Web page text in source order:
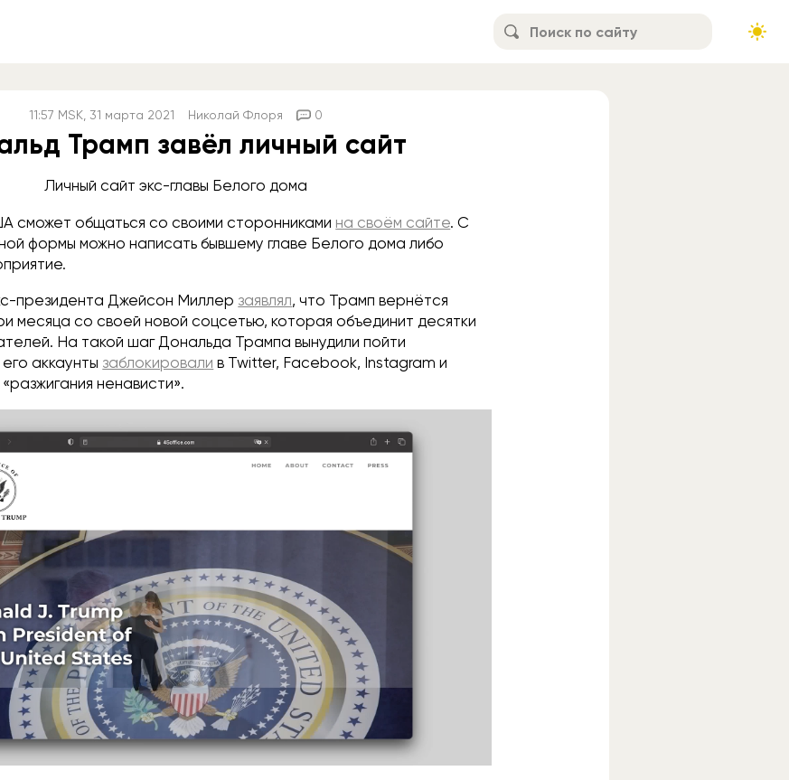
11:57 MSK, 31 марта 2021 Николай Флоря 0
Трамп завёл личный сайт
Личный сайт экс-главы Белого дома
сможет общаться со своими сторонниками на своём сайте. С
формы можно написать бывшему главе Белого дома либо
президента Джейсон Миллер заявлял, что Трамп вернётся
месяца со своей новой соцсетью, которая объединит десятки
На такой шаг Дональда Трампа вынудили пойти
аккаунты заблокировали в Twitter, Facebook, Instagram и
ненависти».